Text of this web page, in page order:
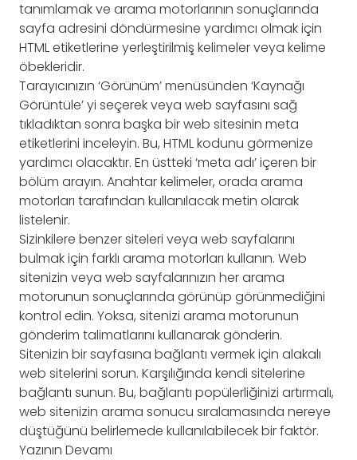
tanımlamak ve arama motorlarının sonuçlarında
sayfa adresini döndürmesine yardımcı olmak için
HTML etiketlerine yerleştirilmiş kelimeler veya kelime
öbekleridir.
Tarayıcınızın ‘Görünüm’ menüsünden ‘Kaynağı
Görüntüle’ yi seçerek veya web sayfasını sağ
tıkladıktan sonra başka bir web sitesinin meta
etiketlerini inceleyin. Bu, HTML kodunu görmenize
yardımcı olacaktır. En üstteki ‘meta adı’ içeren bir
bölüm arayın. Anahtar kelimeler, orada arama
motorları tarafından kullanılacak metin olarak
listelenir.
Sizinkilere benzer siteleri veya web sayfalarını
bulmak için farklı arama motorları kullanın. Web
sitenizin veya web sayfalarınızın her arama
motorunun sonuçlarında görünüp görünmediğini
kontrol edin. Yoksa, sitenizi arama motorunun
gönderim talimatlarını kullanarak gönderin.
Sitenizin bir sayfasına bağlantı vermek için alakalı
web sitelerini sorun. Karşılığında kendi sitelerine
bağlantı sunun. Bu, bağlantı popülerliğinizi artırmalı,
web sitenizin arama sonucu sıralamasında nereye
düştüğünü belirlemede kullanılabilecek bir faktör.
Yazının Devamı